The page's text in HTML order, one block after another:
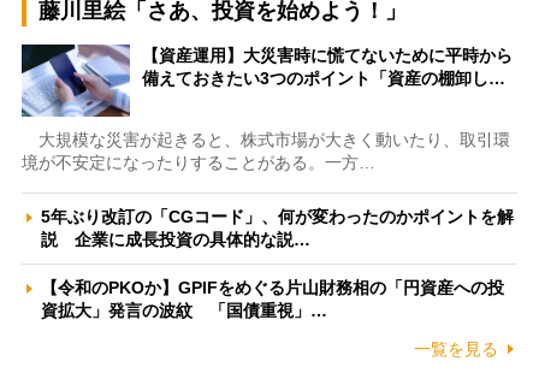
藤川里絵「さあ、投資を始めよう！」
【資産運用】大災害時に慌てないために平時から
備えておきたい3つのポイント「資産の棚卸し…
大規模な災害が起きると、株式市場が大きく動いたり、取引環
境が不安定になったりすることがある。一方…
5年ぶり改訂の「CGコード」、何が変わったのかポイントを解
説 企業に成長投資の具体的な説…
【令和のPKOか】GPIFをめぐる片山財務相の「円資産への投
資拡大」発言の波紋 「国債重視」…
一覧を見る